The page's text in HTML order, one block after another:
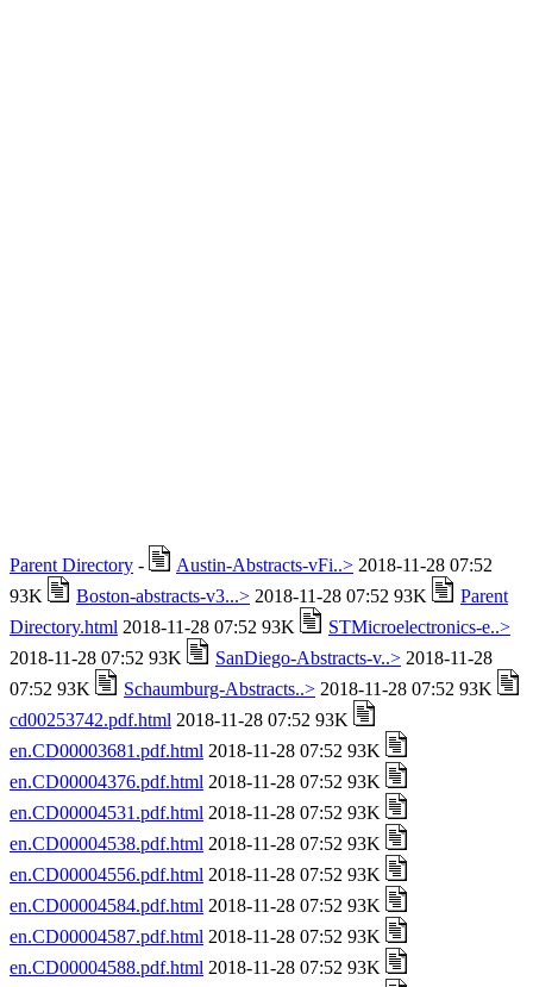
Parent Directory - Austin-Abstracts-vFi..> 2018-11-28 07:52
93K
Boston-abstracts-v3...> 2018-11-28 07:52 93K
Parent
Directory.html 2018-11-28 07:52 93K
STMicroelectronics-e..>
2018-11-28 07:52 93K
SanDiego-Abstracts-v..> 2018-11-28
07:52 93K
Schaumburg-Abstracts..> 2018-11-28 07:52 93K
cd00253742.pdf.html 2018-11-28 07:52 93K
en.CD00003681.pdf.html 2018-11-28 07:52 93K
en.CD00004376.pdf.html 2018-11-28 07:52 93K
en.CD00004531.pdf.html 2018-11-28 07:52 93K
en.CD00004538.pdf.html 2018-11-28 07:52 93K
en.CD00004556.pdf.html 2018-11-28 07:52 93K
en.CD00004584.pdf.html 2018-11-28 07:52 93K
en.CD00004587.pdf.html 2018-11-28 07:52 93K
en.CD00004588.pdf.html 2018-11-28 07:52 93K